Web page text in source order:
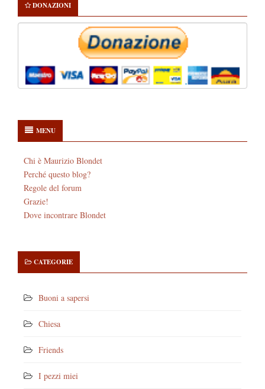
DONAZIONI
MENU
Chi è Maurizio Blondet
Perché questo blog?
Regole del forum
Grazie!
Dove incontrare Blondet
CATEGORIE
Buoni a sapersi
Chiesa
Friends
I pezzi miei